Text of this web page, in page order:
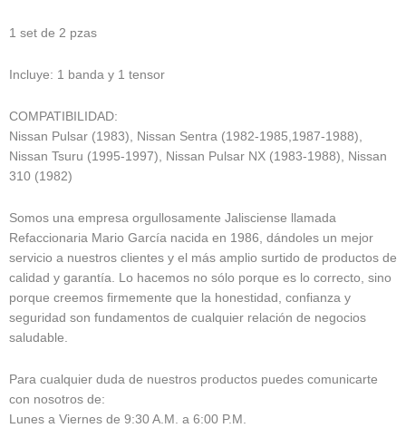
1 set de 2 pzas
Incluye: 1 banda y 1 tensor
COMPATIBILIDAD:
Nissan Pulsar (1983), Nissan Sentra (1982-1985,1987-1988),
Nissan Tsuru (1995-1997), Nissan Pulsar NX (1983-1988), Nissan
310 (1982)
Somos una empresa orgullosamente Jalisciense llamada
Refaccionaria Mario García nacida en 1986, dándoles un mejor
servicio a nuestros clientes y el más amplio surtido de productos de
calidad y garantía. Lo hacemos no sólo porque es lo correcto, sino
porque creemos firmemente que la honestidad, confianza y
seguridad son fundamentos de cualquier relación de negocios
saludable.
Para cualquier duda de nuestros productos puedes comunicarte
con nosotros de:
Lunes a Viernes de 9:30 A.M. a 6:00 P.M.